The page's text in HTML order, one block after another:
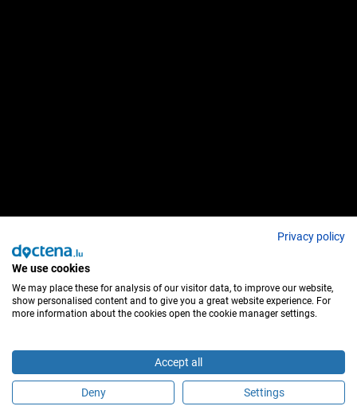
É este profissional de saúde?
Privacy policy
We use cookies
We may place these for analysis of our visitor data, to improve our website,
show personalised content and to give you a great website experience. For
more information about the cookies open the cookie manager settings.
Accept all
Deny Settings